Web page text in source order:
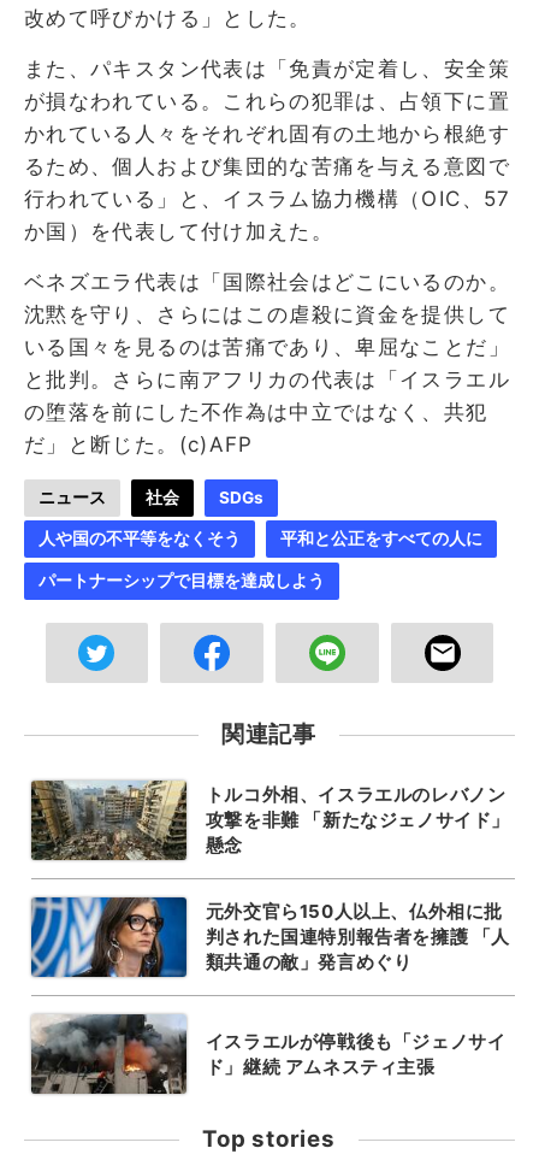
改めて呼びかける」とした。
また、パキスタン代表は「免責が定着し、安全策
が損なわれている。これらの犯罪は、占領下に置
かれている人々をそれぞれ固有の土地から根絶す
るため、個人および集団的な苦痛を与える意図で
行われている」と、イスラム協力機構（OIC、57
か国）を代表して付け加えた。
ベネズエラ代表は「国際社会はどこにいるのか。
沈黙を守り、さらにはこの虐殺に資金を提供して
いる国々を見るのは苦痛であり、卑屈なことだ」
と批判。さらに南アフリカの代表は「イスラエル
の堕落を前にした不作為は中立ではなく、共犯
だ」と断じた。(c)AFP
ニュース 社会 SDGs
人や国の不平等をなくそう 平和と公正をすべての人に
パートナーシップで目標を達成しよう
関連記事
トルコ外相、イスラエルのレバノン
攻撃を非難 「新たなジェノサイド」
懸念
元外交官ら150人以上、仏外相に批
判された国連特別報告者を擁護 「人
類共通の敵」発言めぐり
イスラエルが停戦後も「ジェノサイ
ド」継続 アムネスティ主張
Top stories